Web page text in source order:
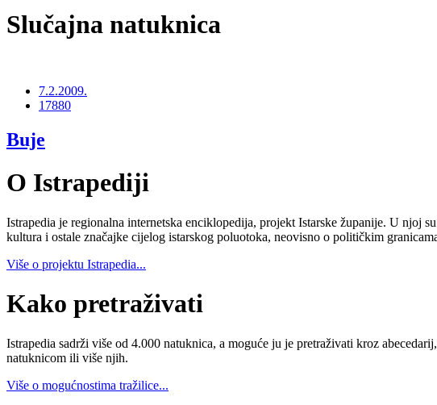
Slučajna natuknica
7.2.2009.
17880
Buje
O Istrapediji
Istrapedia je regionalna internetska enciklopedija, projekt Istarske županije. U njoj
kultura i ostale značajke cijelog istarskog poluotoka, neovisno o političkim
Više o projektu Istrapedia...
Kako pretraživati
Istrapedia sadrži više od 4.000 natuknica, a moguće ju je pretraživati kroz
natuknicom ili više njih.
Više o mogućnostima tražilice...